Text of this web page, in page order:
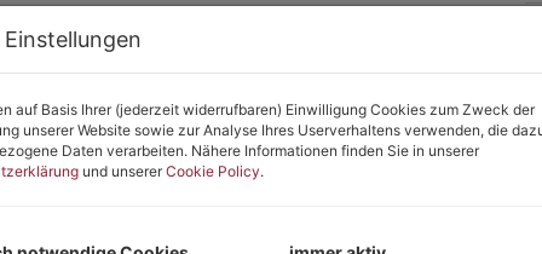
auf Basis Ihrer (jederzeit widerrufbaren) Einwilligung Cookies zum Zweck der
unserer Website sowie zur Analyse Ihres Userverhaltens verwenden, die
Daten verarbeiten. Nähere Informationen finden Sie in unserer
und unsererCookie Policy.